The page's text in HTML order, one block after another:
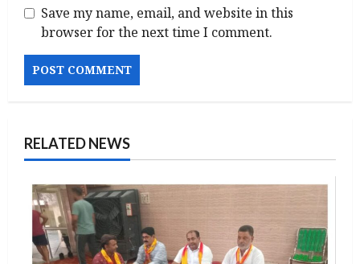
Save my name, email, and website in this
browser for the next time I comment.
RELATED NEWS